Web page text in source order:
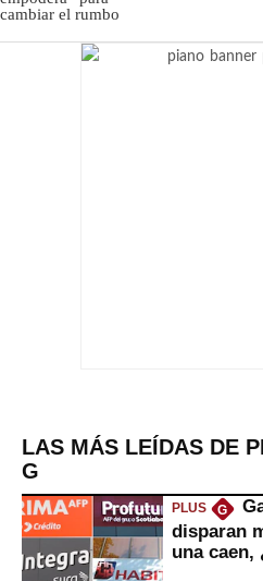
LAS MÁS LEÍDAS DE
G
PLUS G
disparan
una caen,